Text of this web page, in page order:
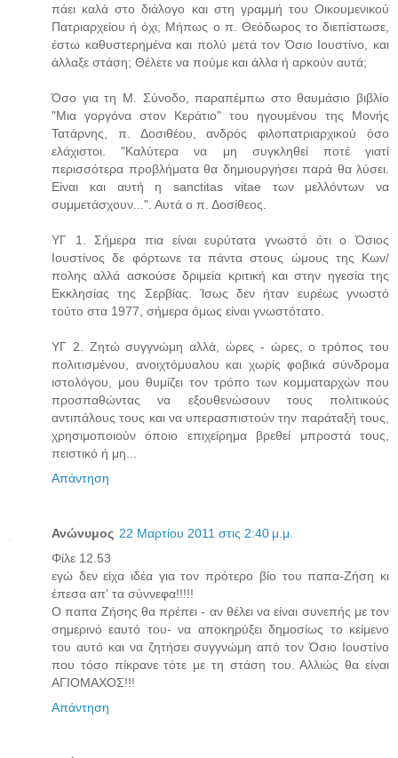
πάει καλά στο διάλογο και στη γραμμή του Οικουμενικού
Πατριαρχείου ή όχι; Μήπως ο π. Θεόδωρος το διεπίστωσε,
έστω καθυστερημένα και πολύ μετά τον Όσιο Ιουστίνο, και
άλλαξε στάση; Θέλετε να πούμε και άλλα ή αρκούν αυτά;
Όσο για τη Μ. Σύνοδο, παραπέμπω στο θαυμάσιο βιβλίο
"Μια γοργόνα στον Κεράτιο" του ηγουμένου της Μονής
Τατάρνης, π. Δοσιθέου, ανδρός φιλοπατριαρχικού όσο
ελάχιστοι. "Καλύτερα να μη συγκληθεί ποτέ γιατί
περισσότερα προβλήματα θα δημιουργήσει παρά θα λύσει.
Είναι και αυτή η sanctitas vitae των μελλόντων να
συμμετάσχουν...". Αυτά ο π. Δοσίθεος.
ΥΓ 1. Σήμερα πια είναι ευρύτατα γνωστό ότι ο Όσιος
Ιουστίνος δε φόρτωνε τα πάντα στους ώμους της Κων/
πολης αλλά ασκούσε δριμεία κριτική και στην ηγεσία της
Εκκλησίας της Σερβίας. Ίσως δεν ήταν ευρέως γνωστό
τούτο στα 1977, σήμερα όμως είναι γνωστότατο.
ΥΓ 2. Ζητώ συγγνώμη αλλά, ώρες - ώρες, ο τρόπος του
πολιτισμένου, ανοιχτόμυαλου και χωρίς φοβικά σύνδρομα
ιστολόγου, μου θυμίζει τον τρόπο των κομματαρχών που
προσπαθώντας να εξουθενώσουν τους πολιτικούς
αντιπάλους τους και να υπερασπιστούν την παράταξή τους,
χρησιμοποιούν όποιο επιχείρημα βρεθεί μπροστά τους,
πειστικό ή μη...
Απάντηση
Ανώνυμος 22 Μαρτίου 2011 στις 2:40 μ.μ.
Φίλε 12.53
εγώ δεν είχα ιδέα για τον πρότερο βίο του παπα-Ζήση κι
έπεσα απ' τα σύννεφα!!!!!
Ο παπα Ζήσης θα πρέπει - αν θέλει να είναι συνεπής με τον
σημερινό εαυτό του- να αποκηρύξει δημοσίως το κείμενο
του αυτό και να ζητήσει συγγνώμη από τον Όσιο Ιουστίνο
που τόσο πίκρανε τότε με τη στάση του. Αλλιώς θα είναι
ΑΓΙΟΜΑΧΟΣ!!!
Απάντηση